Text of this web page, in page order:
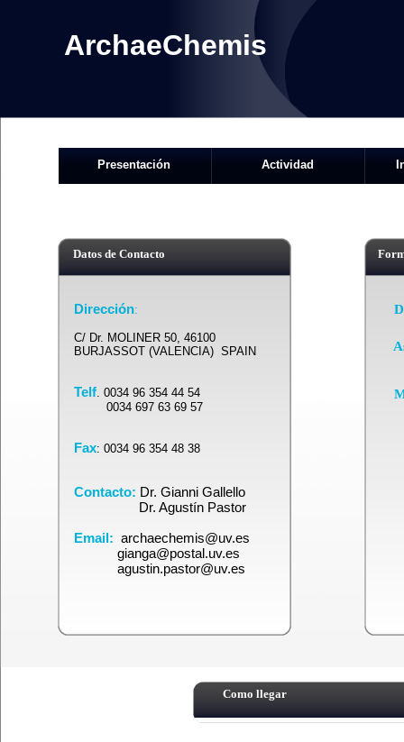
ArchaeChemis
Datos de Contacto
Dirección:
C/ Dr. MOLINER 50, 46100
BURJASSOT (VALENCIA) SPAIN
Telf. 0034 96 354 44 54
0034 697 63 69 57
Fax: 0034 96 354 48 38
Contacto: Dr. Gianni Gallello
Dr. Agustín Pastor
Email: archaechemis@uv.es
gianga@postal.uv.es
agustin.pastor@uv.es
Como llegar
Presentación Actividad